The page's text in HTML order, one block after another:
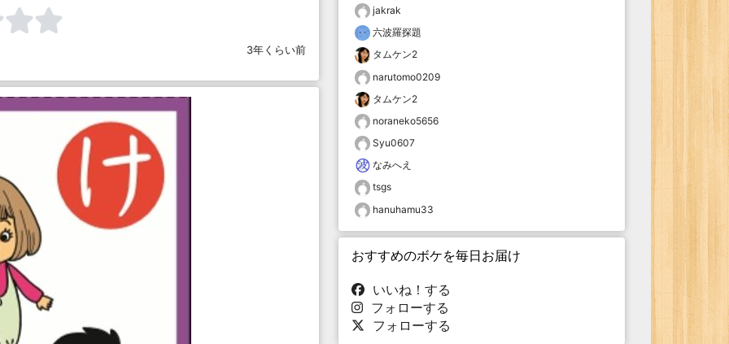
3年くらい前
jakrak
六波羅探題
タムケン2
narutomo0209
タムケン2
noraneko5656
Syu0607
なみへえ
tsgs
hanuhamu33
おすすめのボケを毎日お届け
いいね！する
フォローする
フォローする